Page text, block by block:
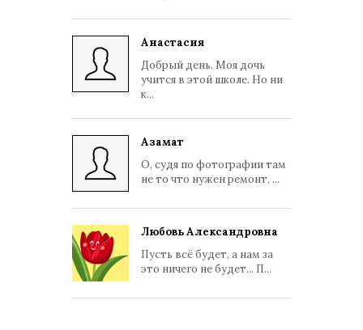
Анастасия
Добрый день. Моя дочь
учится в этой школе. Но ни
к...
Азамат
О, судя по фотографии там
не то что нужен ремонт, ...
Любовь Александровна
Пусть всё будет, а нам за
это ничего не будет... П...